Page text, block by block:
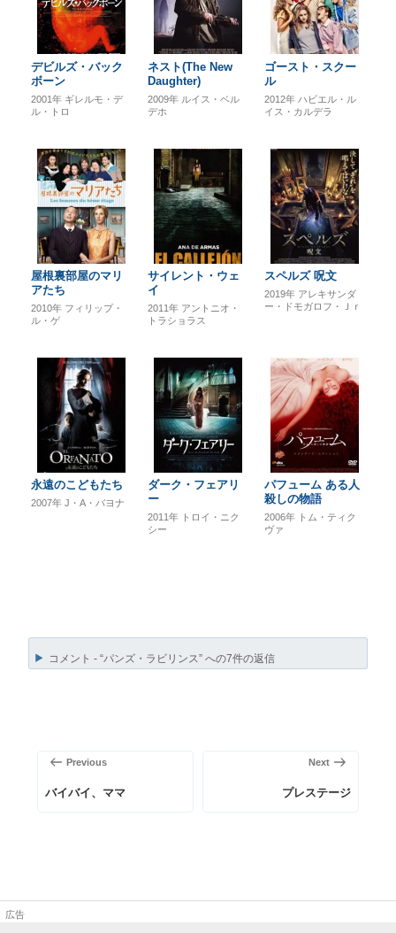
デビルズ・バック
ボーン
2001年 ギレルモ・デ
ル・トロ
ネスト(The New
Daughter)
2009年 ルイス・ベル
デホ
ゴースト・スクー
ル
2012年 ハビエル・ル
イス・カルデラ
屋根裏部屋のマリ
アたち
2010年 フィリップ・
ル・ゲ
サイレント・ウェ
イ
2011年 アントニオ・
トラショラス
スペルズ 呪文
2019年 アレキサンダ
ー・ドモガロフ・Ｊｒ
永遠のこどもたち
2007年J・A・バヨナ
ダーク・フェアリ
ー
2011年
トロイ・ニク
シー
パフューム ある人
殺しの物語
2006年
トム・ティク
ヴァ
コメント - “パンズ・ラビリンス” への7件の返信
ビ
前
の
Previous
バイバイ、ママ
Next
プレステージ